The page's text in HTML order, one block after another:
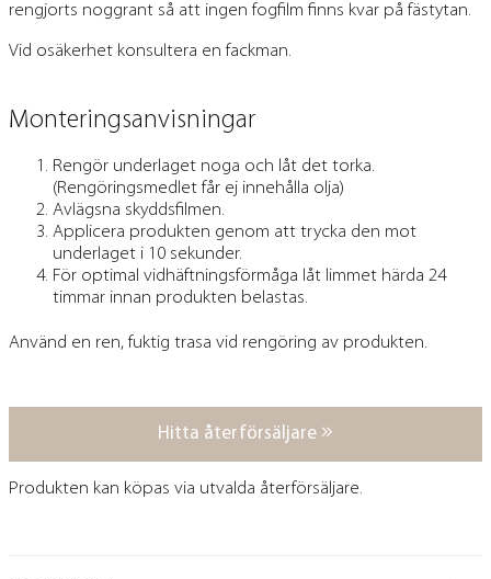
rengjorts noggrant så att ingen fogfilm finns kvar på fästytan.
Vid osäkerhet konsultera en fackman.
Monteringsanvisningar
Rengör underlaget noga och låt det torka.
(Rengöringsmedlet får ej innehålla olja)
Avlägsna skyddsfilmen.
Applicera produkten genom att trycka den mot
underlaget i 10 sekunder.
För optimal vidhäftningsförmåga låt limmet härda 24
timmar innan produkten belastas.
Använd en ren, fuktig trasa vid rengöring av produkten.
Hitta återförsäljare
Produkten kan köpas via utvalda återförsäljare.